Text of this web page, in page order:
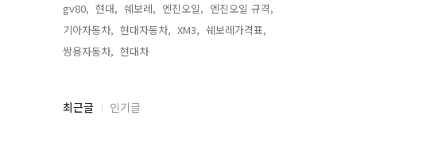
gv80, 현대, 쉐보레, 엔진오일, 엔진오일 규격,
기아자동차, 현대자동차, XM3, 쉐보레가격표,
쌍용자동차, 현대차,
최
최근글 인기글